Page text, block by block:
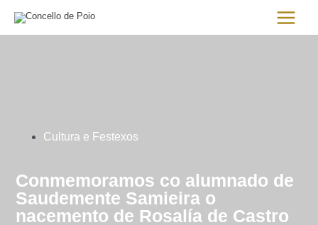
contenido
Main
Menu
Cultura e Festexos
Conmemoramos co alumnado de
Saudemente Samieira o
nacemento de Rosalía de Castro